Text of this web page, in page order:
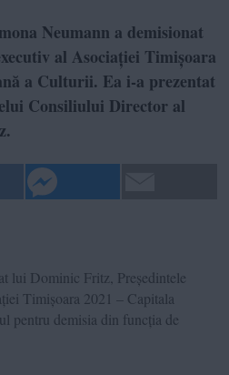
Neumann a demisionat
al Asociației Timișoara
a Culturii. Ea i-a prezentat
Consiliului Director al
lui Dominic Fritz, Președintele
Timișoara 2021 – Capitala
pentru demisia din funcția de